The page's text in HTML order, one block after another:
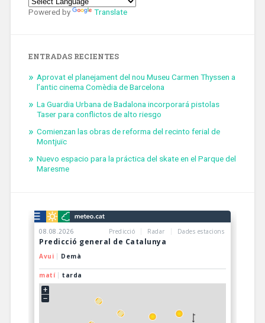
Powered by Translate
ENTRADAS RECIENTES
Aprovat el planejament del nou Museu Carmen Thyssen a
l’antic cinema Comèdia de Barcelona
La Guardia Urbana de Badalona incorporará pistolas
Taser para conflictos de alto riesgo
Comienzan las obras de reforma del recinto ferial de
Montjuïc
Nuevo espacio para la práctica del skate en el Parque del
Maresme